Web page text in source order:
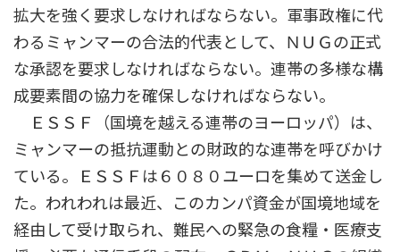
拡大を強く要求しなければならない。軍事政権に代
わるミャンマーの合法的代表として、ＮＵＧの正式
な承認を要求しなければならない。連帯の多様な構
成要素間の協力を確保しなければならない。
ＥＳＳＦ（国境を越える連帯のヨーロッパ）は、
ミャンマーの抵抗運動との財政的な連帯を呼びかけ
ている。ＥＳＳＦは６０８０ユーロを集めて送金し
た。われわれは最近、このカンパ資金が国境地域を
経由して受け取られ、難民への緊急の食糧・医療支